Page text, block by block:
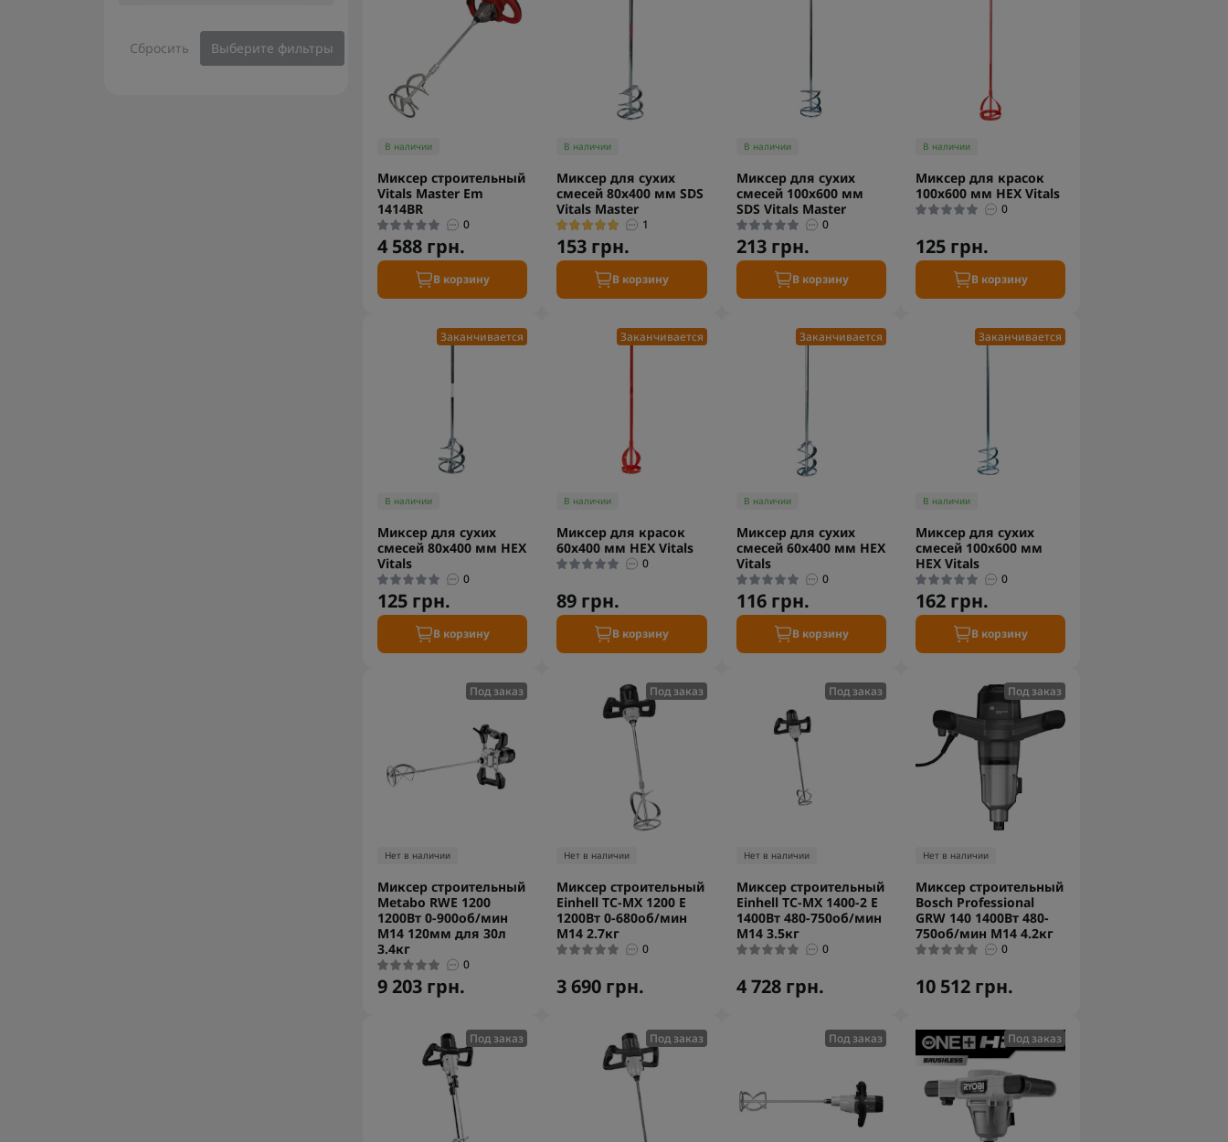
Сбросить Выберите фильтры
В наличии
Миксер строительный
Vitals Master Em
1414BR
0
4 588 грн.
В корзину
В наличии
Миксер для сухих
смесей 80х400 мм SDS
Vitals Master
1
153 грн.
В корзину
В наличии
Миксер для сухих
смесей 100х600 мм
SDS Vitals Master
0
213 грн.
В корзину
В наличии
Миксер для красок
100х600 мм HEX Vitals
0
125 грн.
В корзину
Заканчивается
В наличии
Миксер для сухих
смесей 80х400 мм HEX
Vitals
0
125 грн.
В корзину
Заканчивается
В наличии
Миксер для красок
60х400 мм HEX Vitals
0
89 грн.
В корзину
Заканчивается
В наличии
Миксер для сухих
смесей 60х400 мм HEX
Vitals
0
116 грн.
В корзину
Заканчивается
В наличии
Миксер для сухих
смесей 100х600 мм
HEX Vitals
0
162 грн.
В корзину
Под заказ
Нет в наличии
Миксер строительный
Metabo RWE 1200
1200Вт 0-900об/мин
М14 120мм для 30л
3.4кг
0
9 203 грн.
Под заказ
Нет в наличии
Миксер строительный
Einhell TC-MX 1200 E
1200Вт 0-680об/мин
М14 2.7кг
0
3 690 грн.
Под заказ
Нет в наличии
Миксер строительный
Einhell TC-MX 1400-2 E
1400Вт 480-750об/мин
М14 3.5кг
0
4 728 грн.
Под заказ
Нет в наличии
Миксер строительный
Bosch Professional
GRW 140 1400Вт 480-
750об/мин М14 4.2кг
0
10 512 грн.
Под заказ Под заказ Под заказ Под заказ